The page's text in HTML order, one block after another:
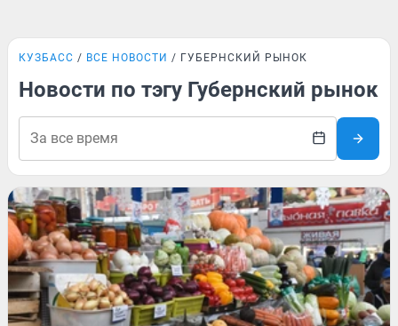
КУЗБАСС ВСЕ НОВОСТИ ГУБЕРНСКИЙ РЫНОК
Новости по тэгу Губернский рынок